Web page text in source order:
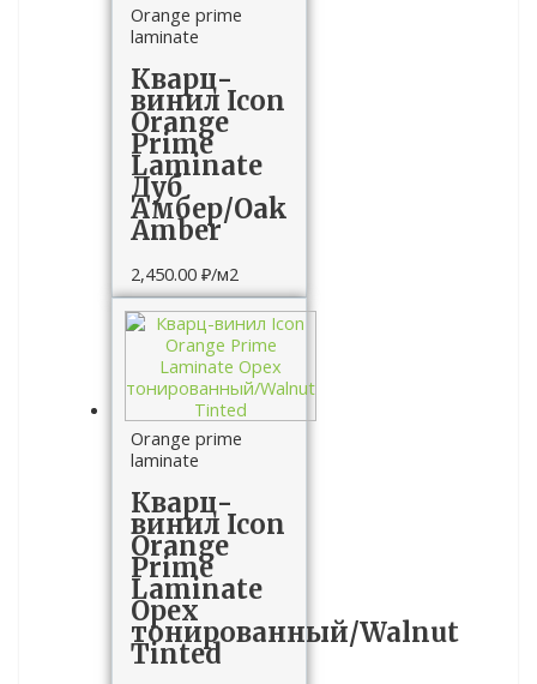
Orange prime
laminate
Кварц-
винил Icon
Orange
Prime
Laminate
Дуб
Амбер/Oak
Amber
2,450.00 ₽/м2
Orange prime
laminate
Кварц-
винил Icon
Orange
Prime
Laminate
Орех
тонированный/Walnut
Tinted